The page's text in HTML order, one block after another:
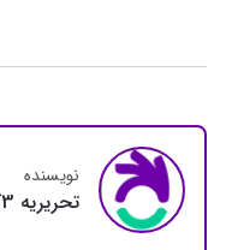
نویسنده
تحريريه 3گام